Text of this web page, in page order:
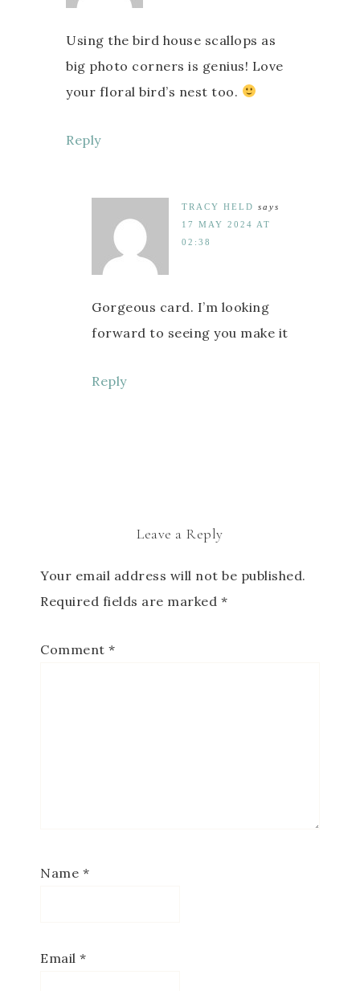
Using the bird house scallops as
big photo corners is genius! Love
your floral bird’s nest too.
Reply
TRACY HELD says
17 MAY 2024 AT
02:38
Gorgeous card. I’m looking
forward to seeing you make it
Reply
Leave a Reply
Your email address will not be published.
Required fields are marked *
Comment *
Name *
Email *